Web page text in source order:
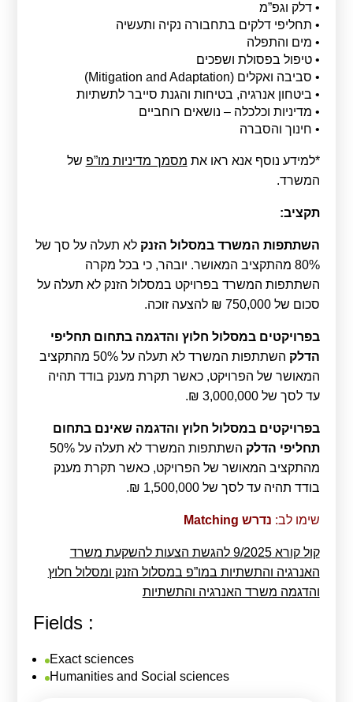
• דלק וגפ”מ
• תחליפי דלקים בתחבורה נקיה ותעשיה
• מים והתפלה
• טיפול בפסולת ושפכים
• סביבה ואקלים (Mitigation and Adaptation)
• ביטחון אנרגיה, בטיחות והגנת סייבר לתשתיות
• מדיניות וכלכלה – נושאים רוחביים
• חינוך והסברה
*למידע נוסף אנא ראו את מסמך מדיניות מו”פ של
המשרד.
תקציב:
השתתפות המשרד במסלול הזנק לא תעלה על סך של
80% מהתקציב המאושר. יובהר, כי בכל מקרה
השתתפות המשרד בפרויקט במסלול הזנק לא תעלה על
סכום של 750,000 ₪ להצעה זוכה.
בפרויקטים במסלול חלוץ והדגמה בתחום תחליפי
הדלק
השתתפות המשרד לא תעלה על 50% מהתקציב
המאושר של הפרויקט, כאשר תקרת מענק בודד תהיה
עד לסך של 3,000,000 ₪.
בפרויקטים במסלול חלוץ והדגמה שאינם בתחום
תחליפי הדלק
השתתפות המשרד לא תעלה על 50%
מהתקציב המאושר של הפרויקט, כאשר תקרת מענק
בודד תהיה עד לסך של 1,500,000 ₪.
שימו לב: נדרש Matching
קול קורא 9/2025 להגשת הצעות להשקעת משרד
האנרגיה והתשתיות במו”פ במסלול הזנק ומסלול חלוץ
והדגמה משרד האנרגיה והתשתיות
Fields :
Exact sciences
Humanities and Social sciences